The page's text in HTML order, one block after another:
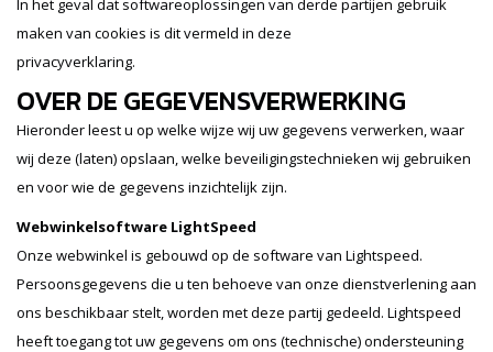
In het geval dat softwareoplossingen van derde partijen gebruik
maken van cookies is dit vermeld in deze
privacyverklaring.
OVER DE GEGEVENSVERWERKING
Hieronder leest u op welke wijze wij uw gegevens verwerken, waar
wij deze (laten) opslaan, welke beveiligingstechnieken wij gebruiken
en voor wie de gegevens inzichtelijk zijn.
Webwinkelsoftware LightSpeed
Onze webwinkel is gebouwd op de software van Lightspeed.
Persoonsgegevens die u ten behoeve van onze dienstverlening aan
ons beschikbaar stelt, worden met deze partij gedeeld. Lightspeed
heeft toegang tot uw gegevens om ons (technische) ondersteuning